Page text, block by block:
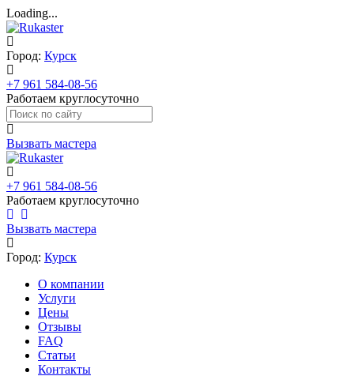
Loading...
Город: Курск
+7 961 584-08-56
Работаем круглосуточно
Вызвать мастера
+7 961 584-08-56
Работаем круглосуточно
Вызвать мастера
Город: Курск
О компании
Услуги
Цены
Отзывы
FAQ
Статьи
Контакты